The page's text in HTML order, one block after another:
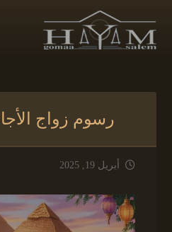
رسوم زواج
أبريل 19, 2025